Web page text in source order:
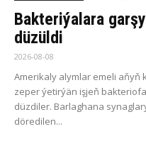
Bakteriýalara
düzüldi
2026-08-08
Amerikaly alymlar emeli aňyň
zeper ýetirýän işjeň
düzdiler. Barlaghana
döredilen...